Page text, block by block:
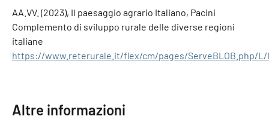
AA.VV. (2023), Il paesaggio agrario Italiano, Pacini
Complemento di sviluppo rurale delle diverse regioni
italiane
https://www.reterurale.it/flex/cm/pages/ServeBLOB.php/L/
Altre informazioni